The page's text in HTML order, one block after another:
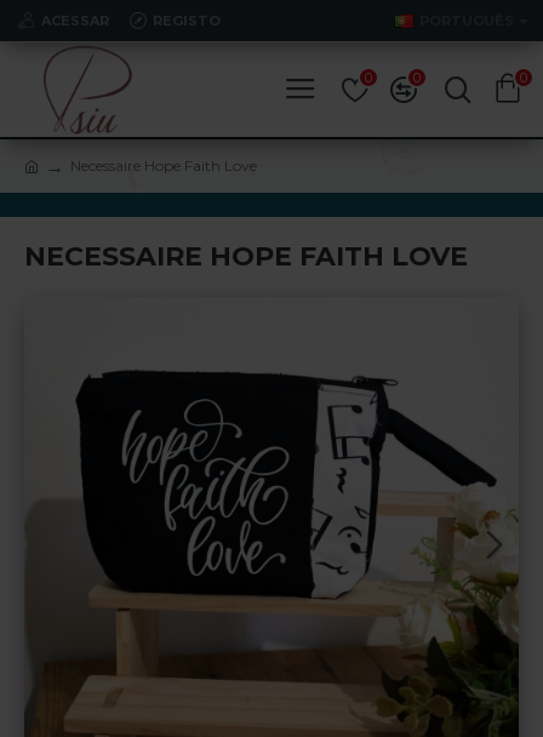
ACESSAR REGISTO
0 0 0
Necessaire Hope Faith Love
NECESSAIRE HOPE FAITH LOVE